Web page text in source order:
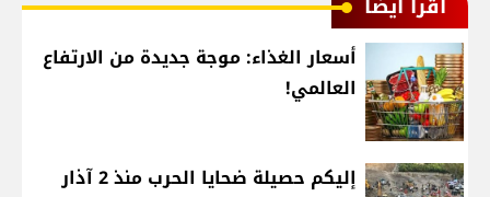
أسعار الغذاء: موجة جديدة من الارتفاع
العالمي!
إليكم حصيلة ضحايا الحرب منذ 2 آذار